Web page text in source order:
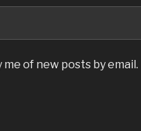
me of new posts by email.